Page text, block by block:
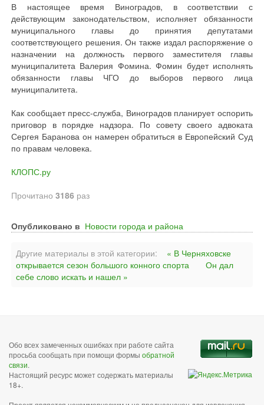
В настоящее время Виноградов, в соответствии с
действующим законодательством, исполняет обязанности
муниципального главы до принятия депутатами
соответствующего решения. Он также издал распоряжение о
назначении на должность первого заместителя главы
муниципалитета Валерия Фомина. Фомин будет исполнять
обязанности главы ЧГО до выборов первого лица
муниципалитета.
Как сообщает пресс-служба, Виноградов планирует оспорить
приговор в порядке надзора. По совету своего адвоката
Сергея Баранова он намерен обратиться в Европейский Суд
по правам человека.
КЛОПС.ру
Прочитано 3186 раз
Опубликовано в Новости города и района
Другие материалы в этой категории:
« В Черняховске
открывается сезон большого конного спорта
Он дал
себе слово искать и нашел »
Обо всех замеченных ошибках при работе сайта
просьба сообщать при помощи формы обратной
связи.
Настоящий ресурс может содержать материалы
18+.